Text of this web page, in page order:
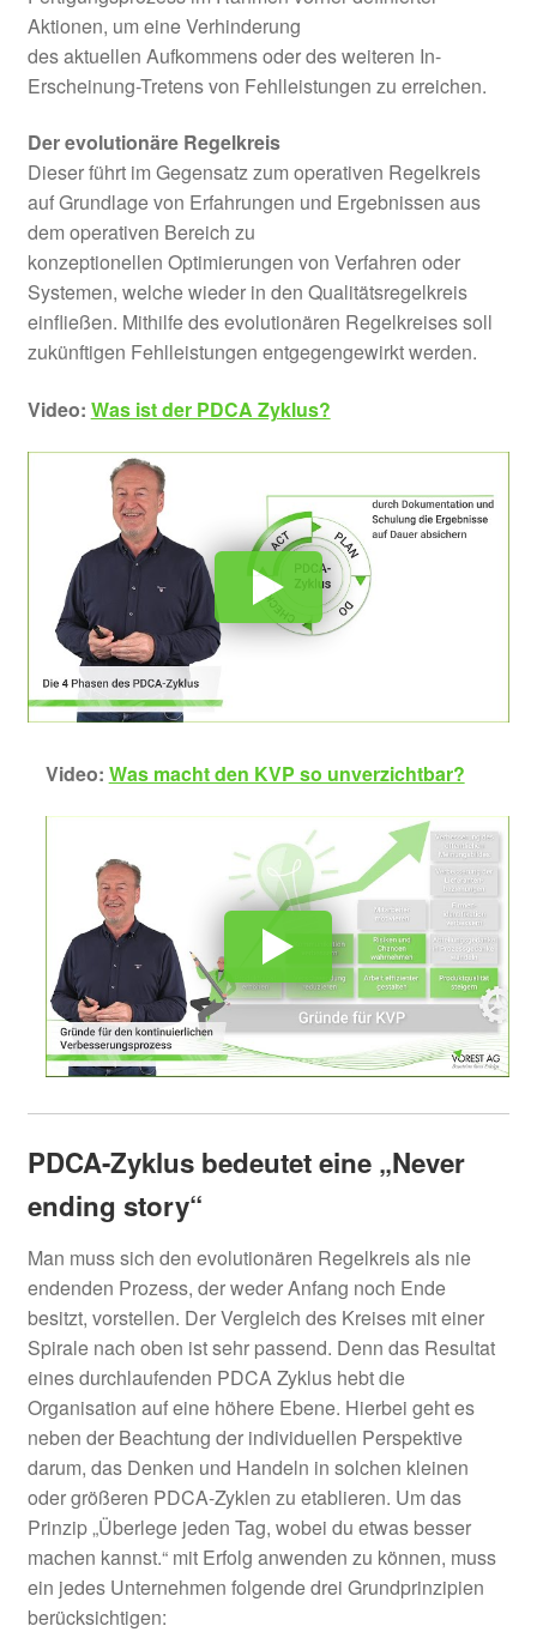
Aktionen, um eine Verhinderung
des aktuellen Aufkommens oder des weiteren In-
Erscheinung-Tretens von Fehlleistungen zu erreichen.
Der evolutionäre Regelkreis
Dieser führt im Gegensatz zum operativen Regelkreis
auf Grundlage von Erfahrungen und Ergebnissen aus
dem operativen Bereich zu
konzeptionellen Optimierungen von Verfahren oder
Systemen, welche wieder in den Qualitätsregelkreis
einfließen. Mithilfe des evolutionären Regelkreises soll
zukünftigen Fehlleistungen entgegengewirkt werden.
Video: Was ist der PDCA Zyklus?
Video: Was macht den KVP so unverzichtbar?
PDCA-Zyklus bedeutet eine „Never
ending story“
Man muss sich den evolutionären Regelkreis als nie
endenden Prozess, der weder Anfang noch Ende
besitzt, vorstellen. Der Vergleich des Kreises mit einer
Spirale nach oben ist sehr passend. Denn das Resultat
eines durchlaufenden PDCA Zyklus hebt die
Organisation auf eine höhere Ebene. Hierbei geht es
neben der Beachtung der individuellen Perspektive
darum, das Denken und Handeln in solchen kleinen
oder größeren PDCA-Zyklen zu etablieren. Um das
Prinzip „Überlege jeden Tag, wobei du etwas besser
machen kannst.“ mit Erfolg anwenden zu können, muss
ein jedes Unternehmen folgende drei Grundprinzipien
berücksichtigen: